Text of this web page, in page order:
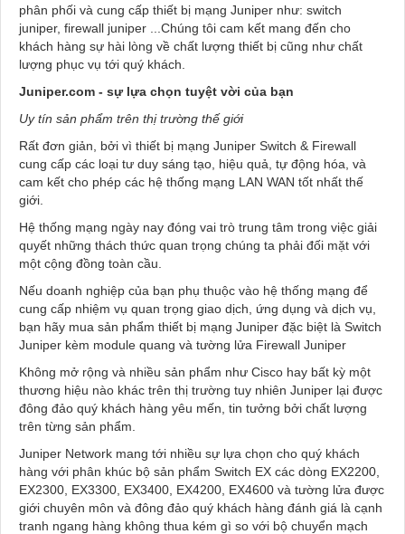
phân phối và cung cấp thiết bị mạng Juniper như: switch
juniper, firewall juniper ...Chúng tôi cam kết mang đến cho
khách hàng sự hài lòng về chất lượng thiết bị cũng như chất
lượng phục vụ tới quý khách.
Juniper.com - sự lựa chọn tuyệt vời của bạn
Uy tín sản phẩm trên thị trường thế giới
Rất đơn giản, bởi vì thiết bị mạng Juniper Switch & Firewall
cung cấp các loại tư duy sáng tạo, hiệu quả, tự động hóa, và
cam kết cho phép các hệ thống mạng LAN WAN tốt nhất thế
giới.
Hệ thống mạng ngày nay đóng vai trò trung tâm trong việc giải
quyết những thách thức quan trọng chúng ta phải đối mặt với
một cộng đồng toàn cầu.
Nếu doanh nghiệp của bạn phụ thuộc vào hệ thống mạng để
cung cấp nhiệm vụ quan trọng giao dịch, ứng dụng và dịch vụ,
bạn hãy mua sản phẩm thiết bị mạng Juniper đặc biệt là Switch
Juniper kèm module quang và tường lửa Firewall Juniper
Không mở rộng và nhiều sản phẩm như Cisco hay bất kỳ một
thương hiệu nào khác trên thị trường tuy nhiên Juniper lại được
đông đảo quý khách hàng yêu mến, tin tưởng bởi chất lượng
trên từng sản phẩm.
Juniper Network mang tới nhiều sự lựa chọn cho quý khách
hàng với phân khúc bộ sản phẩm Switch EX các dòng EX2200,
EX2300, EX3300, EX3400, EX4200, EX4600 và tường lửa được
giới chuyên môn và đông đảo quý khách hàng đánh giá là cạnh
tranh ngang hàng không thua kém gì so với bộ chuyển mạch